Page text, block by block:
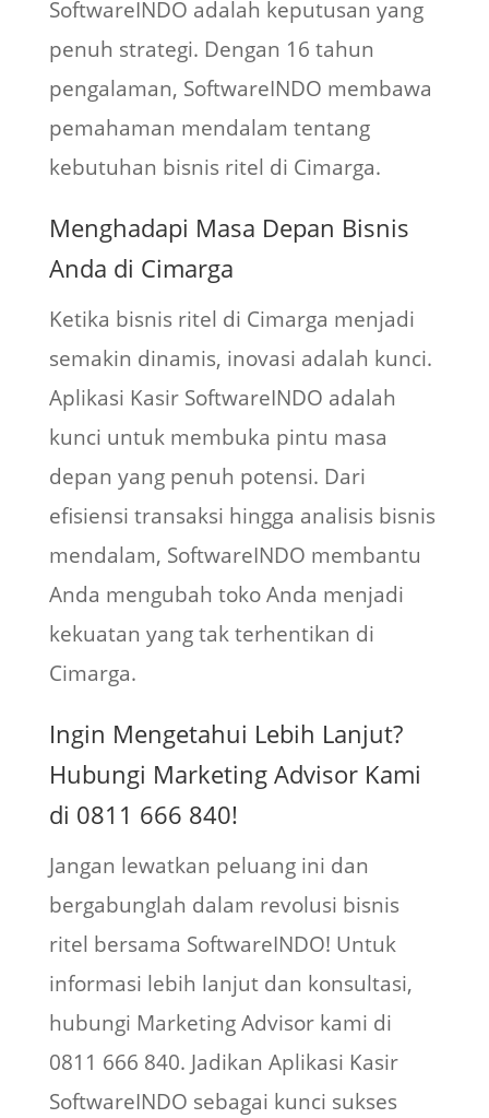
SoftwareINDO adalah keputusan yang
penuh strategi. Dengan 16 tahun
pengalaman, SoftwareINDO membawa
pemahaman mendalam tentang
kebutuhan bisnis ritel di Cimarga.
Menghadapi Masa Depan Bisnis
Anda di Cimarga
Ketika bisnis ritel di Cimarga menjadi
semakin dinamis, inovasi adalah kunci.
Aplikasi Kasir SoftwareINDO adalah
kunci untuk membuka pintu masa
depan yang penuh potensi. Dari
efisiensi transaksi hingga analisis bisnis
mendalam, SoftwareINDO membantu
Anda mengubah toko Anda menjadi
kekuatan yang tak terhentikan di
Cimarga.
Ingin Mengetahui Lebih Lanjut?
Hubungi Marketing Advisor Kami
di 0811 666 840!
Jangan lewatkan peluang ini dan
bergabunglah dalam revolusi bisnis
ritel bersama SoftwareINDO! Untuk
informasi lebih lanjut dan konsultasi,
hubungi Marketing Advisor kami di
0811 666 840. Jadikan Aplikasi Kasir
SoftwareINDO sebagai kunci sukses